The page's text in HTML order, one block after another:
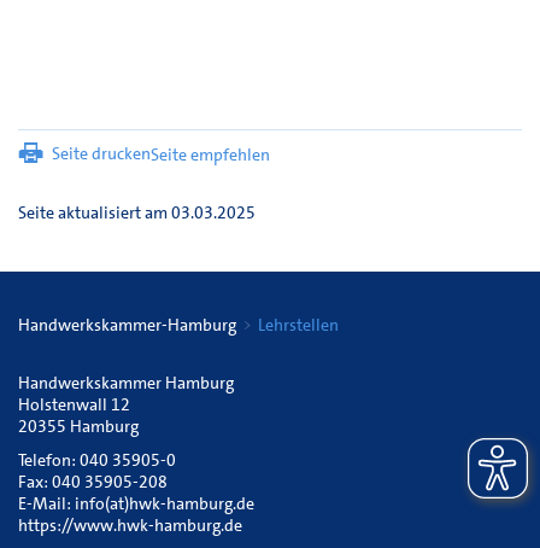
Seite druckenSeite empfehlen
Seite aktualisiert am 03.03.2025
Handwerkskammer-Hamburg Lehrstellen
Handwerkskammer Hamburg
Holstenwall 12
20355 Hamburg
Telefon: 040 35905-0
Fax: 040 35905-208
E-Mail: info(at)hwk-hamburg.de
https://www.hwk-hamburg.de